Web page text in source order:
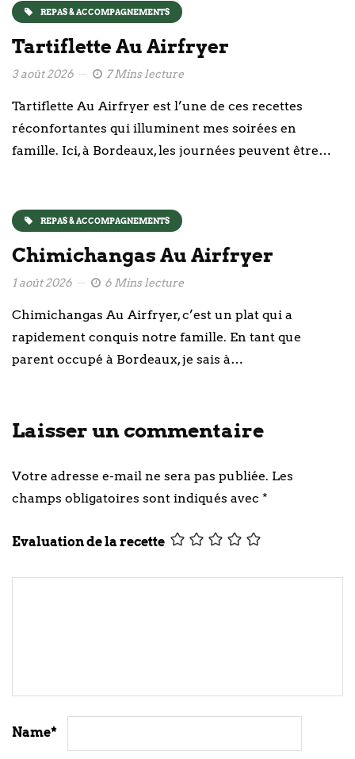
REPAS & ACCOMPAGNEMENTS
Tartiflette Au Airfryer
3 août 2026 7 Mins lecture
Tartiflette Au Airfryer est l’une de ces recettes
réconfortantes qui illuminent mes soirées en
famille. Ici, à Bordeaux, les journées peuvent être…
REPAS & ACCOMPAGNEMENTS
Chimichangas Au Airfryer
1 août 2026 6 Mins lecture
Chimichangas Au Airfryer, c’est un plat qui a
rapidement conquis notre famille. En tant que
parent occupé à Bordeaux, je sais à…
Laisser un commentaire
Votre adresse e-mail ne sera pas publiée. Les
champs obligatoires sont indiqués avec *
Evaluation de la recette
Name*